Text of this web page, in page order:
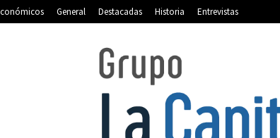
General Destacadas Historia Entrevistas